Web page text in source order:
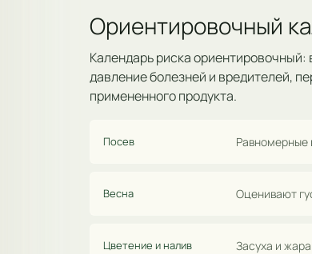
Ориентировочный
Календарь риска
давление болезней и вредителей,
примененного продукта.
Посев Равномерные
Весна Оценивают
Цветение и налив
Засуха и